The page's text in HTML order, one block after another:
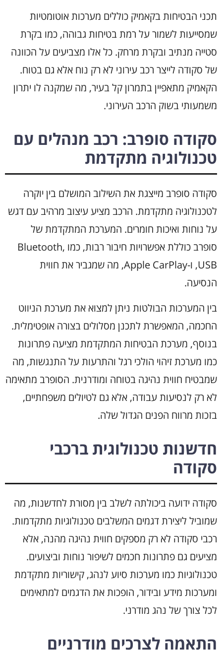
תכני הבטיחות בקאמיק כוללים מערכות אוטומטיות
שמסייעות לשמור על רמת בטיחות גבוהה, כמו בקרת
סטייה מנתיב ובקרת מרחק. כל אלו מצביעים על הכוונה
של סקודה לייצר רכב עירוני לא רק נוח אלא גם בטוח.
הקאמיק מתאפיין בתמרון קל בעיר, מה שמקנה לו יתרון
משמעותי בשוק הרכב העירוני.
סקודה סופרב: רכב מנהלים עם
טכנולוגיה מתקדמת
סקודה סופרב מייצגת את השילוב המושלם בין יוקרה
לטכנולוגיה מתקדמת. הרכב מציע עיצוב מרהיב עם דגש
על נוחות ואיכות חומרים. המערכת המתקדמת של
סופרב כוללת אפשרויות חיבור רבות, כמו Bluetooth,
USB, ו-Apple CarPlay, מה שמגביר את חווית
הנסיעה.
בין המערכות הבולטות ניתן למצוא את מערכת הניווט
החכמה, המאפשרת לתכנן מסלולים בצורה אופטימלית.
בנוסף, מערכת הבטיחות המתקדמת מציעה פתרונות
כמו מערכת זיהוי הולכי רגל והתרעות על התנגשות, מה
שמבטיח חווית נהיגה בטוחה ומודרנית. הסופרב מתאימה
לא רק לנסיעות עבודה, אלא גם לטיולים משפחתיים,
בזכות מרווח הפנים הגדול שלה.
חדשנות טכנולוגית ברכבי
סקודה
סקודה ידועה ביכולתה לשלב בין מסורת לחדשנות, מה
שמוביל ליצירת דגמים המשלבים טכנולוגיות מתקדמות.
רכבי סקודה לא רק מספקים חווית נהיגה מהנה, אלא
מציעים גם פתרונות חכמים לשיפור נוחות וביצועים.
טכנולוגיות כמו מערכות סיוע לנהג, קישוריות מתקדמת
ומערכות מידע ובידור, הופכות את הדגמים למתאימים
לכל צורך של נהג מודרני.
התאמה לצרכים מודרניים